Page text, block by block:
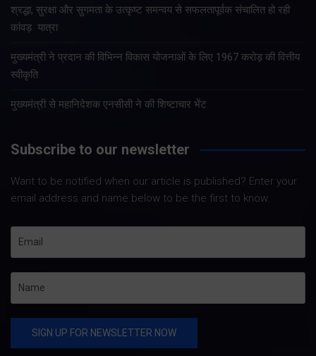
श्रद्धा, सुरक्षा और सुगमता के उत्कृष्ट समन्वय से सफलतापूर्वक संचालित हो रही
कांवड़ यात्रा
मुख्यमंत्री ने प्रदान की विभिन्न विकास योजनाओं के लिए 1967 करोड़ की वित्तीय
स्वीकृति
मुख्यमंत्री से महानिदेशक एनसीसी ने की शिष्टाचार भेंट
Subscribe to our newsletter
Want to be notified when our article is published? Enter your
email address and name below to be the first to know.